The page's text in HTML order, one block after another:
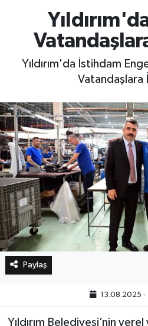
Yıldırım'da İstihdam
Vatandaşlara
Paylaş
13.08.2025 -
Yıldırım Belediyesi’nin
Kültür & Sanat
Teknoloji
Bilim
Genel
Bilim, Teknoloji